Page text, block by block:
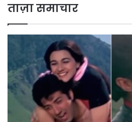
ताज़ा समाचार